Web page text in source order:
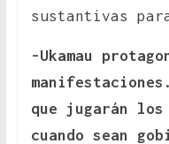
sustantivas
-Ukamau
que jugarán los
cuando sean